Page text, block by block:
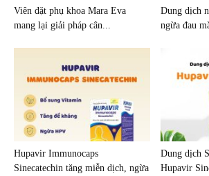
Viên đặt phụ khoa Mara Eva
mang lại giải pháp cân...
Dung dịch
ngừa đau
Hupavir Immunocaps
Sinecatechin tăng miễn dịch, ngừa
Dung dịch
Hupavir